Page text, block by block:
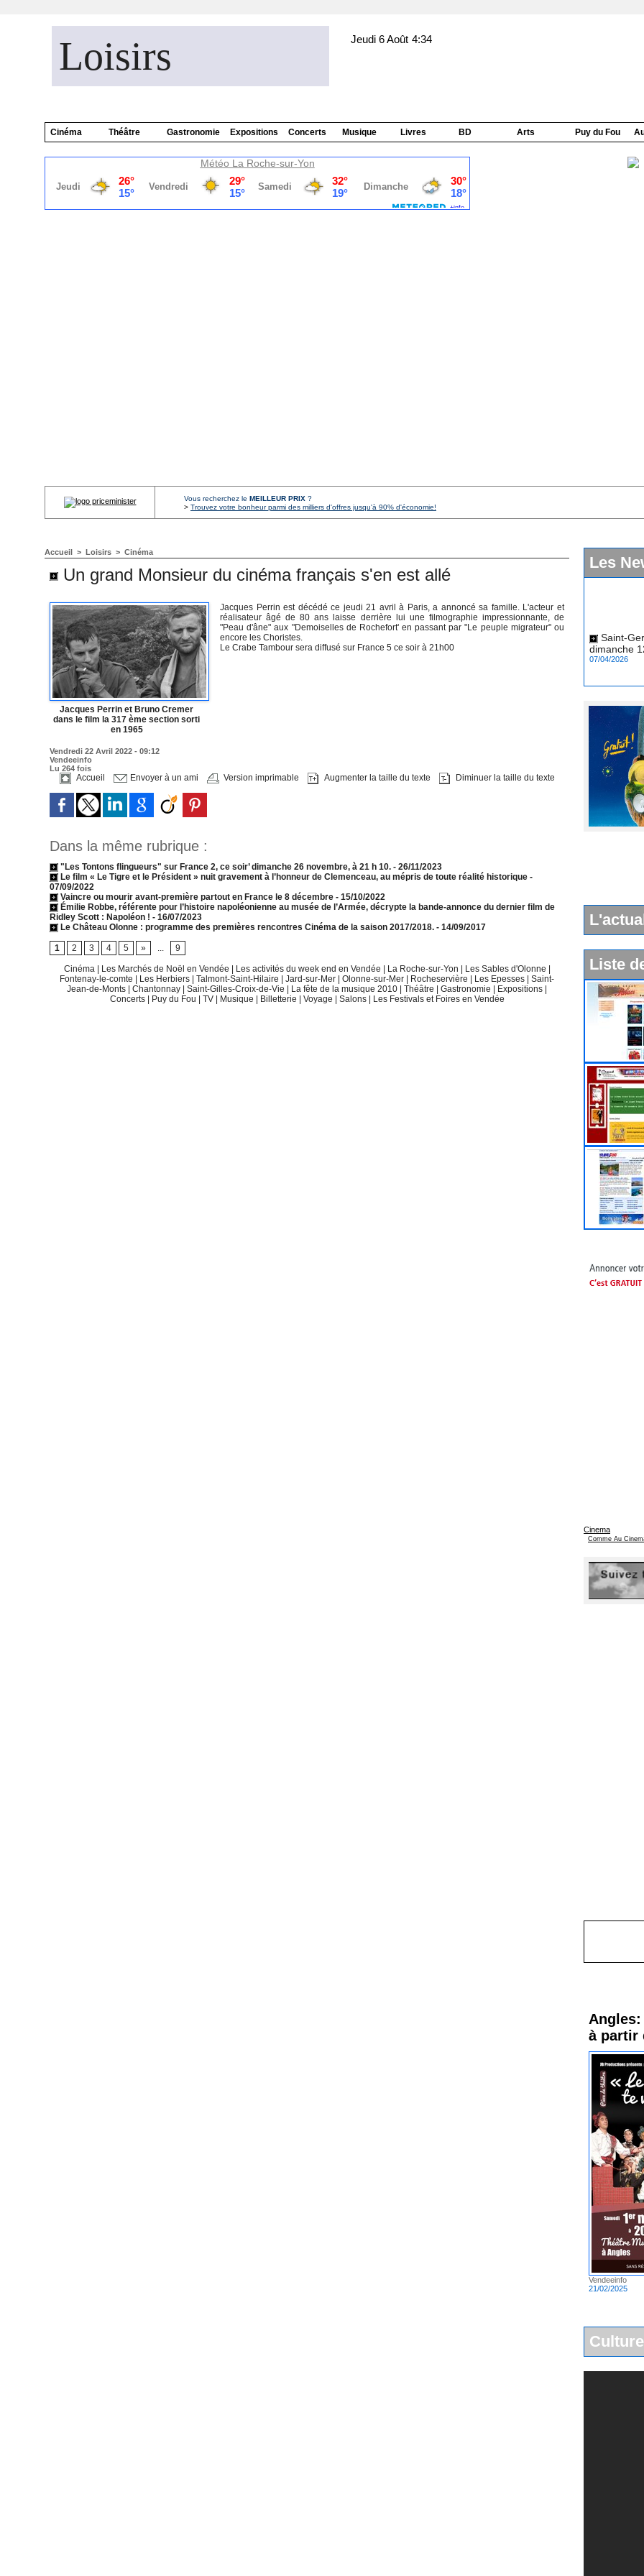
Loisirs Jeudi 6 Août 4:34
Cinéma Théâtre Gastronomie Expositions Concerts Musique Livres BD Arts Puy du Fou
Météo La Roche-sur-Yon
Vous recherchez le MEILLEUR PRIX ?
> Trouvez votre bonheur parmi des milliers d'offres jusqu'à 90% d'économie!
Accueil > Loisirs > Cinéma
Un grand Monsieur du cinéma français s'en est allé
Jacques Perrin et Bruno Cremer
dans le film la 317 ème section sorti
en 1965
Jacques Perrin est décédé ce jeudi 21 avril à Paris, a annoncé sa famille. L'acteur et
réalisateur âgé de 80 ans laisse derrière lui une filmographie impressionnante, de
"Peau d'âne" aux "Demoiselles de Rochefort' en passant par "Le peuple migrateur" ou
encore les Choristes.
Le Crabe Tambour sera diffusé sur France 5 ce soir à 21h00
Vendredi 22 Avril 2022 - 09:12
Vendeeinfo
Lu 264 fois
Accueil Envoyer à un ami Version imprimable Augmenter la taille du texte Diminuer la taille du texte
Dans la même rubrique :
"Les Tontons flingueurs" sur France 2, ce soir’ dimanche 26 novembre, à 21 h 10. - 26/11/2023
Le film « Le Tigre et le Président » nuit gravement à l’honneur de Clemenceau, au mépris de toute réalité historique -
07/09/2022
Vaincre ou mourir avant-première partout en France le 8 décembre - 15/10/2022
Émilie Robbe, référente pour l’histoire napoléonienne au musée de l’Armée, décrypte la bande-annonce du dernier film de
Ridley Scott : Napoléon ! - 16/07/2023
Le Château Olonne : programme des premières rencontres Cinéma de la saison 2017/2018. - 14/09/2017
1 2 3 4 5 » ... 9
Cinéma Les Marchés de Noël en Vendée Les activités du week end en Vendée La Roche-sur-Yon Les Sables d'Olonne
Fontenay-le-comte
Les Herbiers Talmont-Saint-Hilaire Jard-sur-Mer Olonne-sur-Mer Rocheservière Les Epesses
Saint-
Jean-de-Monts
Chantonnay Saint-Gilles-Croix-de-Vie La fête de la musique 2010 Théâtre Gastronomie Expositions
Concerts
Puy du Fou TV Musique Billetterie Voyage Salons Les Festivals et Foires en Vendée
Les
dimanche
07/04/2026
Liste
Cinema
Comme Au
à partir
Vendeeinfo
21/02/2025